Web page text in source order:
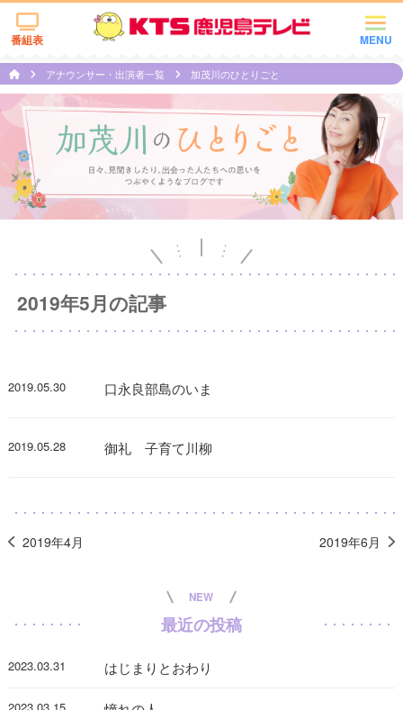
MENU
番組表
アナウンサー・出演者一覧 加茂川のひとりごと
2019年5月の記事
2019.05.30 口永良部島のいま
2019.05.28 御礼 子育て川柳
2019年4月 2019年6月
NEW
最近の投稿
2023.03.31 はじまりとおわり